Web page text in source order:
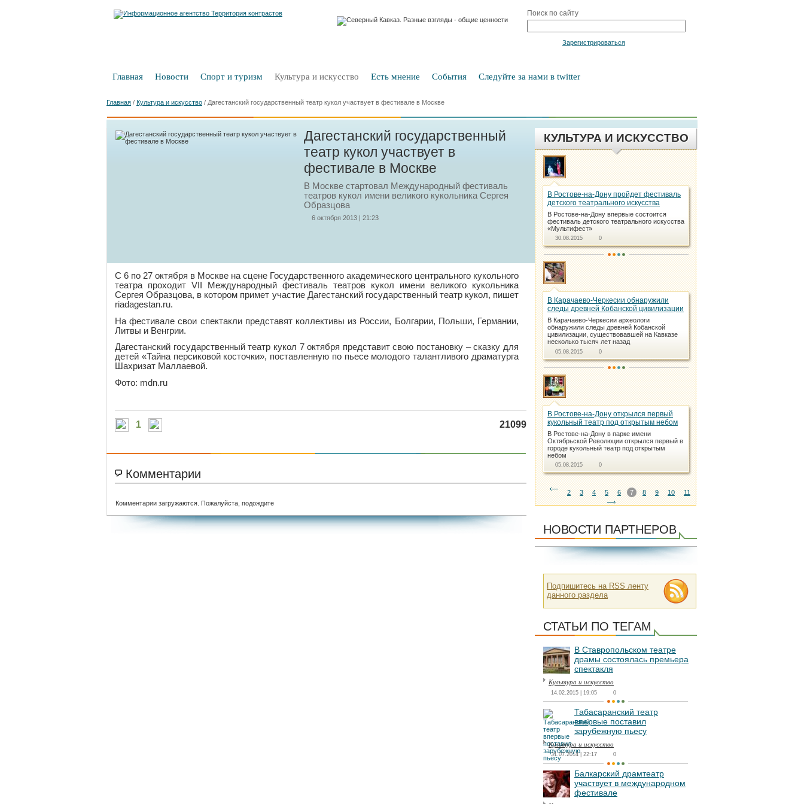
Поиск по сайту
Зарегистрироваться
Главная Новости Спорт и туризм Культура и искусство Есть мнение События Следуйте за нами в twitter
Главная / Культура и искусство / Дагестанский государственный театр кукол участвует в фестивале в Москве
Дагестанский государственный
театр кукол участвует в
фестивале в Москве
В Москве стартовал Международный фестиваль
театров кукол имени великого кукольника Сергея
Образцова
6 октября 2013 | 21:23
С 6 по 27 октября в Москве на сцене Государственного академического центрального кукольного
театра проходит VII Международный фестиваль театров кукол имени великого кукольника
Сергея Образцова, в котором примет участие Дагестанский государственный театр кукол, пишет
riadagestan.ru.
На фестивале свои спектакли представят коллективы из России, Болгарии, Польши, Германии,
Литвы и Венгрии.
Дагестанский государственный театр кукол 7 октября представит свою постановку – сказку для
детей «Тайна персиковой косточки», поставленную по пьесе молодого талантливого драматурга
Шахризат Маллаевой.
Фото: mdn.ru
1 21099
Комментарии
Комментарии загружаются. Пожалуйста, подождите
КУЛЬТУРА И ИСКУССТВО
В Ростове-на-Дону пройдет фестиваль
детского театрального искусства
В Ростове-на-Дону впервые состоится
фестиваль детского театрального искусства
«Mультифест»
30.08.2015 0
В Карачаево-Черкесии обнаружили
следы древней Кобанской цивилизации
В Карачаево-Черкесии археологи
обнаружили следы древней Кобанской
цивилизации, существовавшей на Кавказе
несколько тысяч лет назад
05.08.2015 0
В Ростове-на-Дону открылся первый
кукольный театр под открытым небом
В Ростове-на-Дону в парке имени
Октябрьской Революции открылся первый в
городе кукольный театр под открытым
небом
05.08.2015 0
2 3 4 5 6 7 8 9 10 11
НОВОСТИ ПАРТНЕРОВ
Подпишитесь на RSS ленту
данного раздела
СТАТЬИ ПО ТЕГАМ
В Ставропольском театре
драмы состоялась премьера
спектакля
Культура и искусство
14.02.2015 | 19:05 0
Табасаранский театр
впервые поставил
зарубежную пьесу
Культура и искусство
31.07.2014 | 22:17 0
Балкарский драмтеатр
участвует в международном
фестивале